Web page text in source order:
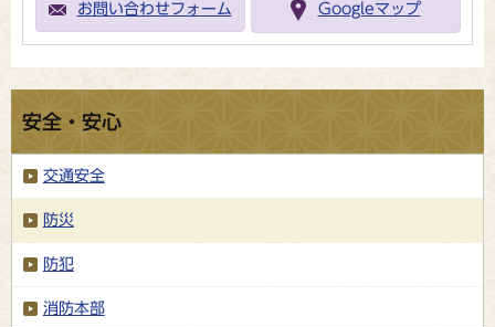
お問い合わせフォーム Googleマップ
安全・安心
交通安全
防災
防犯
消防本部